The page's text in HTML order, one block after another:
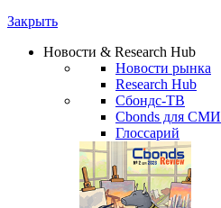
Закрыть
Новости & Research Hub
Новости рынка
Research Hub
Сбондс-ТВ
Cbonds для СМИ
Глоссарий